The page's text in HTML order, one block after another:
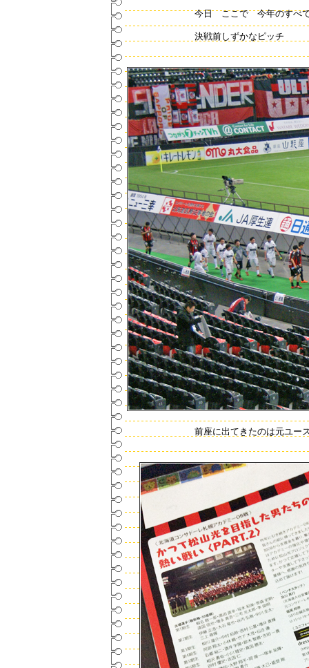
今日 ここで 今年のすべ
決戦前しずかなピッチ
前座に出てきたのは元ユー